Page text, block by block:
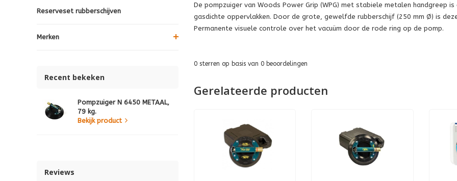
Reserveset rubberschijven
Merken
Recent bekeken
Pompzuiger N 6450 METAAL,
79 kg.
Bekijk product
Reviews
De pompzuiger van Woods Power Grip (WPG) met stabiele metalen handgreep
gasdichte oppervlakken. Door de grote, gewelfde rubberschijf (250 mm Ø) is
Permanente visuele controle over het vacuüm door de rode ring op de pomp.
0sterren op basis van 0beoordelingen
Gerelateerde producten